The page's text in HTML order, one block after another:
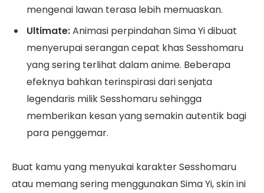
mengenai lawan terasa lebih memuaskan.
Ultimate:Animasi perpindahan Sima Yi dibuat
menyerupai serangan cepat khas Sesshomaru
yang sering terlihat dalam anime. Beberapa
efeknya bahkan terinspirasi dari senjata
legendaris milik Sesshomaru sehingga
memberikan kesan yang semakin autentik bagi
para penggemar.
Buat kamu yang menyukai karakter Sesshomaru
atau memang sering menggunakan Sima Yi, skin ini